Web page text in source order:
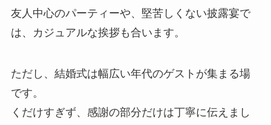
友人中心のパーティーや、堅苦しくない披露宴で
は、カジュアルな挨拶も合います。
ただし、結婚式は幅広い年代のゲストが集まる場
です。
くだけすぎず、感謝の部分だけは丁寧に伝えまし